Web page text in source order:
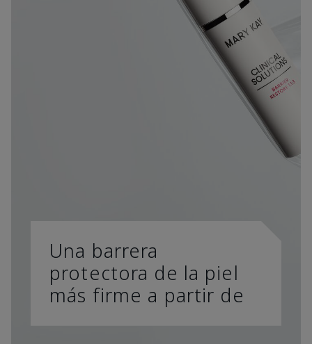
Una barrera
protectora de la piel
más firme a partir de